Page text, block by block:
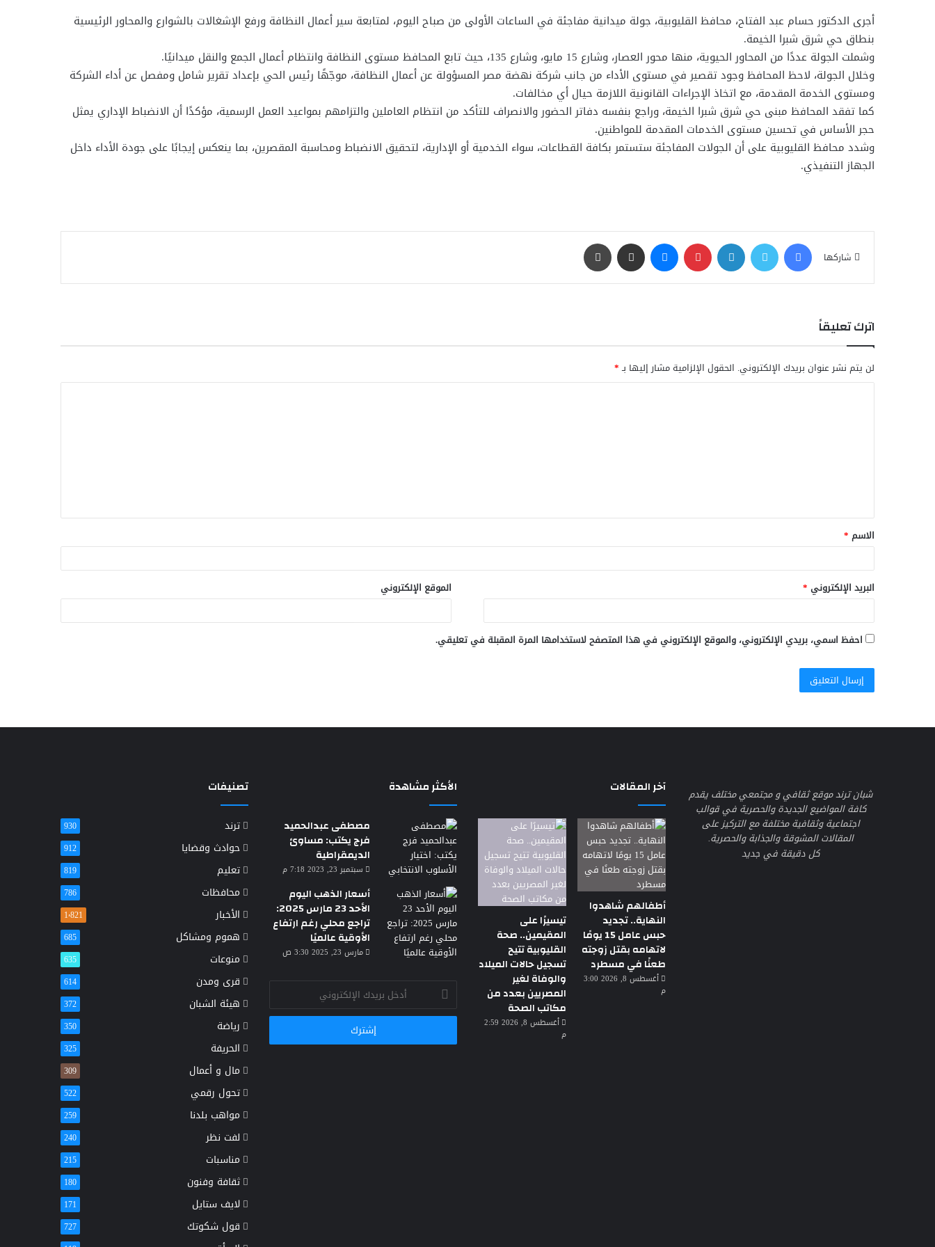
أجرى الدكتور حسام عبد الفتاح، محافظ القليوبية، جولة ميدانية مفاجئة في الساعات الأولى من صباح اليوم، لمتابعة سير أعمال النظافة ورفع الإشغالات بالشوارع والمحاور الرئيسية
بنطاق حي شرق شبرا الخيمة.
وشملت الجولة عددًا من المحاور الحيوية، منها محور العصار، وشارع 15 مايو، وشارع 135، حيث تابع المحافظ مستوى النظافة وانتظام أعمال الجمع والنقل ميدانيًا.
وخلال الجولة، لاحظ المحافظ وجود تقصير في مستوى الأداء من جانب شركة نهضة مصر المسؤولة عن أعمال النظافة، موجّهًا رئيس الحي بإعداد تقرير شامل ومفصل عن أداء الشركة
ومستوى الخدمة المقدمة، مع اتخاذ الإجراءات القانونية اللازمة حيال أي مخالفات.
كما تفقد المحافظ مبنى حي شرق شبرا الخيمة، وراجع بنفسه دفاتر الحضور والانصراف للتأكد من انتظام العاملين والتزامهم بمواعيد العمل الرسمية، مؤكدًا أن الانضباط الإداري يمثل
حجر الأساس في تحسين مستوى الخدمات المقدمة للمواطنين.
وشدد محافظ القليوبية على أن الجولات المفاجئة ستستمر بكافة القطاعات، سواء الخدمية أو الإدارية، لتحقيق الانضباط ومحاسبة المقصرين، بما ينعكس إيجابًا على جودة الأداء داخل
الجهاز التنفيذي.
شاركها
اترك تعليقاً
لن يتم نشر عنوان بريدك الإلكتروني. الحقول الإلزامية مشار إليها بـ*
ق
*
الاسم *
البريد الإلكتروني * الموقع الإلكتروني
احفظ اسمي، بريدي الإلكتروني، والموقع الإلكتروني في هذا المتصفح لاستخدامها المرة المقبلة في تعليقي.
شبان ترند موقع ثقافي و مجتمعي مختلف يقدم
كافة المواضيع الجديدة والحصرية في قوالب
اجتماعية وثقافية مختلفة مع التركيز على
المقالات المشوقة والجذابة والحصرية.
كل دقيقة في جديد
آخر المقالات
أطفالهم شاهدوا
النهاية.. تجديد
حبس عامل 15 يومًا
لاتهامه بقتل زوجته
طعنًا في مسطرد
أغسطس 8, 2026 3:00
م
تيسيرًا على
المقيمين.. صحة
القليوبية تتيح
تسجيل حالات الميلاد
والوفاة لغير
المصريين بعدد من
مكاتب الصحة
أغسطس 8, 2026 2:59
م
الأكثر مشاهدة
مصطفى عبدالحميد
فرج يكتب: مساوئ
الديمقراطية
سبتمبر 23, 2023 7:18 م
أسعار الذهب اليوم
الأحد 23 مارس 2025:
تراجع محلي رغم ارتفاع
الأوقية عالميًا
مارس 23, 2025 3:30 ص
أدخل
بريدك
الإلكتروني
تصنيفات
ترند 930
حوادث وقضايا 912
تعليم 819
محافظات 786
الأخبار 1٬821
هموم ومشاكل 685
منوعات 635
قرى ومدن 614
هيئة الشبان 372
رياضة 350
الحريفة 325
مال و أعمال 309
تحول رقمي 522
مواهب بلدنا 259
لفت نظر 240
مناسبات 215
ثقافة وفنون 180
لايف ستايل 171
قول شكوتك 727